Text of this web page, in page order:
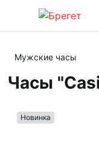
Мужские часы
Часы
Новинка